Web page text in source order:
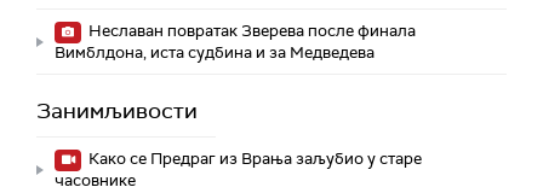
Неславан повратак Зверева после финала
Вимблдона, иста судбина и за Медведева
Занимљивости
Како се Предраг из Врања заљубио у старе
часовнике